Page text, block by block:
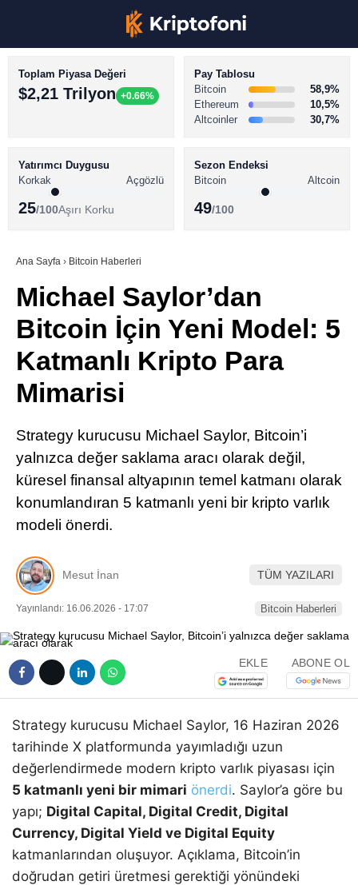
Youtube
TikTok
Telegram
BİTCOİN HABERLERİ
ALTCOİN HABERLERİ
SÖZLÜK
Toplam Piyasa Değeri
$2,21 Trilyon +0.66%
Pay Tablosu
Bitcoin
58,9%
Ethereum
10,5%
Altcoinler
30,7%
Yatırımcı Duygusu
Korkak
Açgözlü
25/100Aşırı Korku
Sezon Endeksi
Bitcoin
Altcoin
49/100
Ana Sayfa › Bitcoin Haberleri
Michael Saylor’dan
Bitcoin İçin Yeni Model: 5
Katmanlı Kripto Para
Mimarisi
Strategy kurucusu Michael Saylor, Bitcoin’i
yalnızca değer saklama aracı olarak değil,
küresel finansal altyapının temel katmanı olarak
konumlandıran 5 katmanlı yeni bir kripto varlık
modeli önerdi.
Mesut İnan TÜM YAZILARI
Yayınlandı: 16.06.2026 - 17:07 Bitcoin Haberleri
EKLE ABONE OL
Strategy kurucusu Michael Saylor, 16 Haziran 2026
tarihinde X platformunda yayımladığı uzun
değerlendirmede modern kripto varlık piyasası için
5 katmanlı yeni bir mimari önerdi. Saylor’a göre bu
yapı; Digital Capital, Digital Credit, Digital
Currency, Digital Yield ve Digital Equity
katmanlarından oluşuyor. Açıklama, Bitcoin’in
doğrudan getiri üretmesi gerektiği yönündeki